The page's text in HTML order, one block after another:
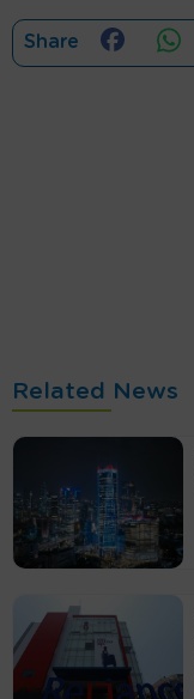
Share
Related News